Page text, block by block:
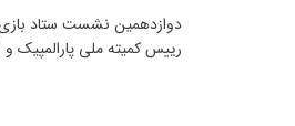
رییس کمیته ملی پارالمپیک